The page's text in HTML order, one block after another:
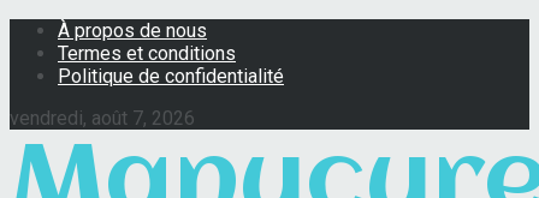
À propos de nous
Termes et conditions
Politique de confidentialité
vendredi, août 7, 2026